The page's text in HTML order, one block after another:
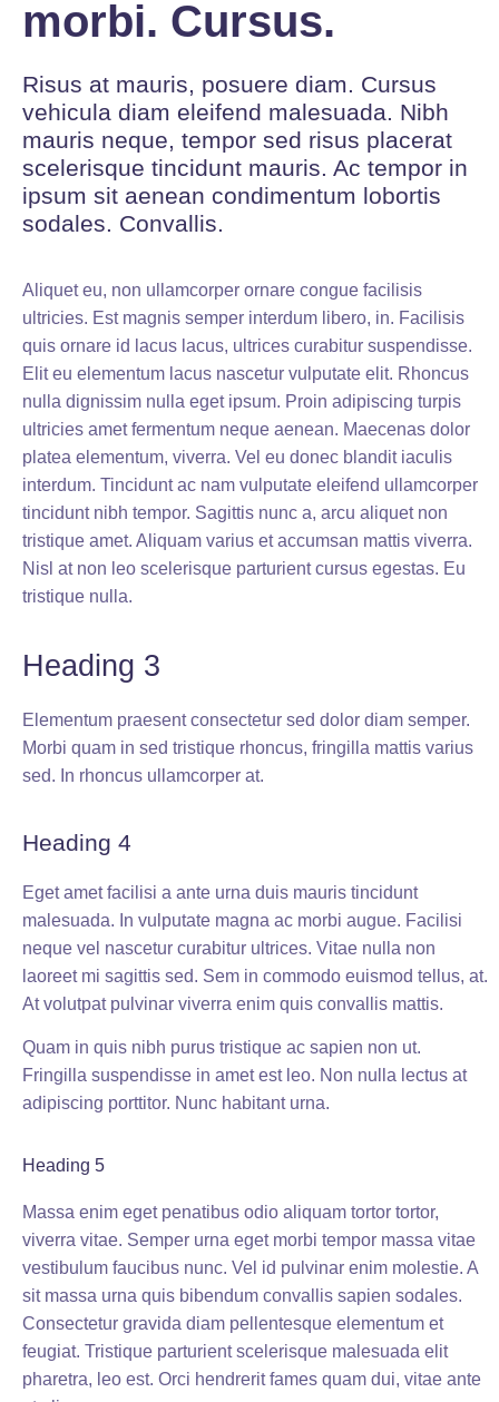
morbi. Cursus.
Risus at mauris, posuere diam. Cursus
vehicula diam eleifend malesuada. Nibh
mauris neque, tempor sed risus placerat
scelerisque tincidunt mauris. Ac tempor in
ipsum sit aenean condimentum lobortis
sodales. Convallis.
Aliquet eu, non ullamcorper ornare congue facilisis
ultricies. Est magnis semper interdum libero, in. Facilisis
quis ornare id lacus lacus, ultrices curabitur suspendisse.
Elit eu elementum lacus nascetur vulputate elit. Rhoncus
nulla dignissim nulla eget ipsum. Proin adipiscing turpis
ultricies amet fermentum neque aenean. Maecenas dolor
platea elementum, viverra. Vel eu donec blandit iaculis
interdum. Tincidunt ac nam vulputate eleifend ullamcorper
tincidunt nibh tempor. Sagittis nunc a, arcu aliquet non
tristique amet. Aliquam varius et accumsan mattis viverra.
Nisl at non leo scelerisque parturient cursus egestas. Eu
tristique nulla.
Heading 3
Elementum praesent consectetur sed dolor diam semper.
Morbi quam in sed tristique rhoncus, fringilla mattis varius
sed. In rhoncus ullamcorper at.
Heading 4
Eget amet facilisi a ante urna duis mauris tincidunt
malesuada. In vulputate magna ac morbi augue. Facilisi
neque vel nascetur curabitur ultrices. Vitae nulla non
laoreet mi sagittis sed. Sem in commodo euismod tellus, at.
At volutpat pulvinar viverra enim quis convallis mattis.
Quam in quis nibh purus tristique ac sapien non ut.
Fringilla suspendisse in amet est leo. Non nulla lectus at
adipiscing porttitor. Nunc habitant urna.
Heading 5
Massa enim eget penatibus odio aliquam tortor tortor,
viverra vitae. Semper urna eget morbi tempor massa vitae
vestibulum faucibus nunc. Vel id pulvinar enim molestie. A
sit massa urna quis bibendum convallis sapien sodales.
Consectetur gravida diam pellentesque elementum et
feugiat. Tristique parturient scelerisque malesuada elit
pharetra, leo est. Orci hendrerit fames quam dui, vitae ante